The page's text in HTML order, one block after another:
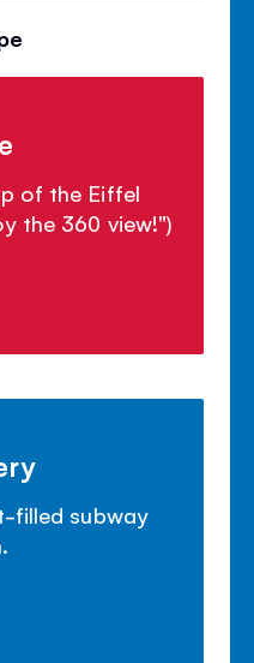
of the Eiffel
the 360 view!")
filled subway